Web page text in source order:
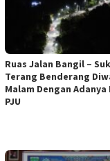
Ruas Jalan Bangil –
Terang Benderang
Malam Dengan Adanya
PJU